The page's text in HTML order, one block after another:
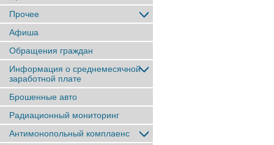
Прочее
Афиша
Обращения граждан
Информация о среднемесячной
заработной плате
Брошенные авто
Радиационный мониторинг
Антимонопольный комплаенс